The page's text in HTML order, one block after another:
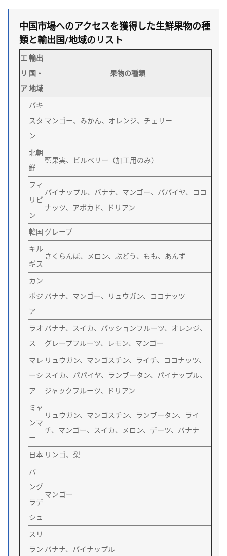
中国市場へのアクセスを獲得した生鮮果物の種
類と輸出国/地域のリスト
エ
リ
ア
輸出
国・
地域
果物の種類
パキ
スタ
ン
マンゴー、みかん、オレンジ、チェリー
北朝
鮮
藍果実、ビルベリー（加工用のみ）
フィ
リピ
ン
パイナップル、バナナ、マンゴー、パパイヤ、ココ
ナッツ、アボカド、ドリアン
韓国 グレープ
キル
ギス
さくらんぼ、メロン、ぶどう、もも、あんず
カン
ボジ
ア
バナナ、マンゴー、リュウガン、ココナッツ
ラオ
ス
バナナ、スイカ、パッションフルーツ、オレンジ、
グレープフルーツ、レモン、マンゴー
マレ
ーシ
ア
リュウガン、マンゴスチン、ライチ、ココナッツ、
スイカ、パパイヤ、ランブータン、パイナップル、
ジャックフルーツ、ドリアン
ミャ
ンマ
ー
リュウガン、マンゴスチン、ランブータン、ライ
チ、マンゴー、スイカ、メロン、デーツ、バナナ
日本 リンゴ、梨
バ
ング
ラデ
シュ
マンゴー
スリ
ラン バナナ、パイナップル